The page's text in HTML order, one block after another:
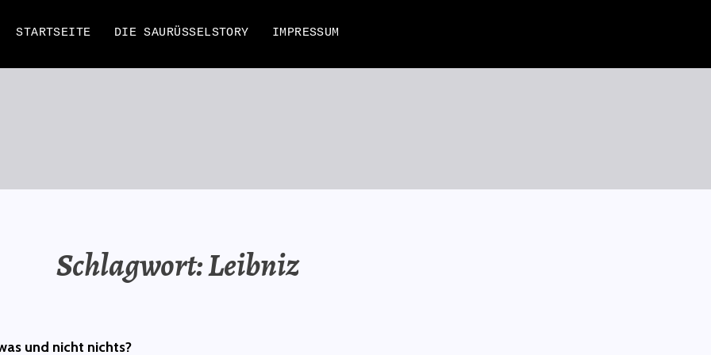
STARTSEITE DIE SAURÜSSELSTORY IMPRESSUM
Schlagwort:Leibniz
und nicht nichts?